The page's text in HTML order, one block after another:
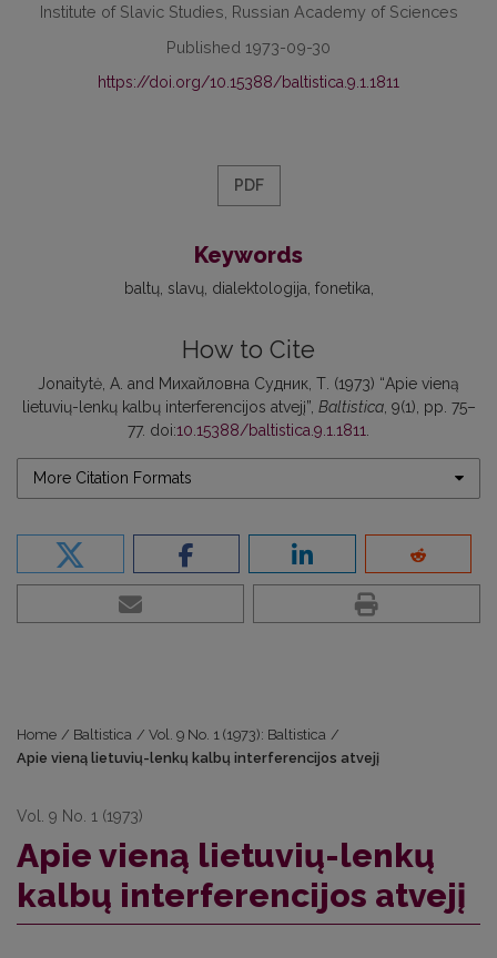
Institute of Slavic Studies, Russian Academy of Sciences
Published 1973-09-30
https://doi.org/10.15388/baltistica.9.1.1811
PDF
Keywords
baltų slavų dialektologija fonetika
How to Cite
Jonaitytė, A. and Михайловна Судник, Т. (1973) “Apie vieną
lietuvių-lenkų kalbų interferencijos atvejį”, Baltistica, 9(1), pp. 75–
77. doi:10.15388/baltistica.9.1.1811
More Citation Formats
Home / Baltistica / Vol. 9 No. 1 (1973): Baltistica /
Apie vieną lietuvių-lenkų kalbų interferencijos atvejį
Vol. 9 No. 1 (1973)
Apie vieną lietuvių-lenkų
kalbų interferencijos atvejį